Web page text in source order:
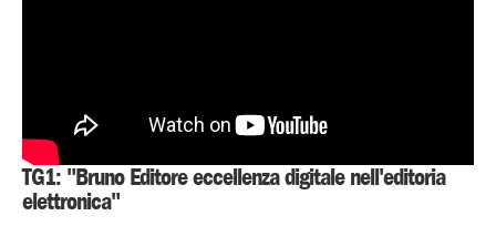
TG1: "Bruno Editore eccellenza digitale nell'editoria
elettronica"